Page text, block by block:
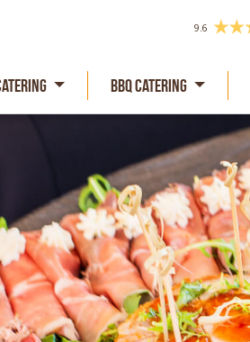
BBQ Catering
9.6